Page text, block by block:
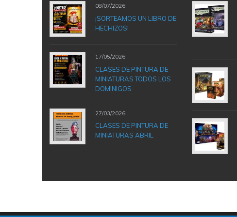
08/07/2026
¡SORTEAMOS UN LIBRO DE
HECHIZOS!
17/05/2026
CLASES DE PINTURA DE
MINIATURAS TODOS LOS
DOMINIGOS
27/03/2026
CLASES DE PINTURA DE
MINIATURAS ABRIL